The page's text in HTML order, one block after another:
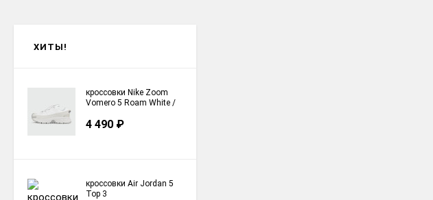
ХИТЫ!
кроссовки Nike Zoom
Vomero 5 Roam White /
4 490 ₽
кроссовки Air Jordan 5
Top 3